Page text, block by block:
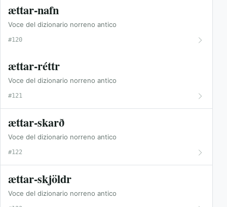
ættar-nafn
Voce del dizionario norreno antico
#120
ættar-réttr
Voce del dizionario norreno antico
#121
ættar-skarð
Voce del dizionario norreno antico
#122
ættar-skjöldr
Voce del dizionario norreno antico